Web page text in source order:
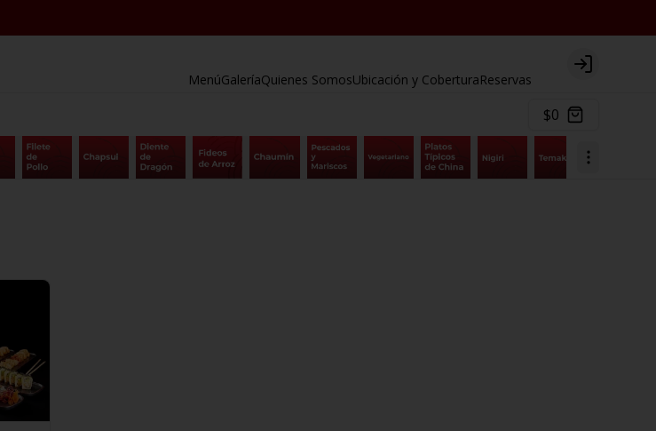
MenúGaleríaQuienes SomosUbicación y CoberturaReservas Login
$0